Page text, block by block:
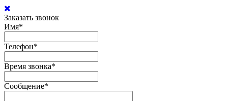
Заказать звонок
Имя*
Телефон*
Время звонка*
Сообщение*